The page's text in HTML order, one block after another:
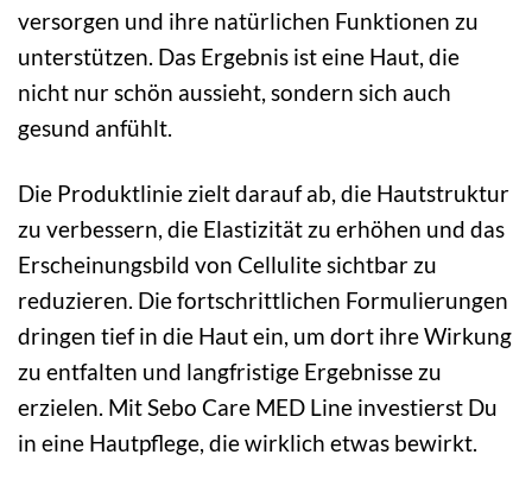
versorgen und ihre natürlichen Funktionen zu
unterstützen. Das Ergebnis ist eine Haut, die
nicht nur schön aussieht, sondern sich auch
gesund anfühlt.
Die Produktlinie zielt darauf ab, die Hautstruktur
zu verbessern, die Elastizität zu erhöhen und das
Erscheinungsbild von Cellulite sichtbar zu
reduzieren. Die fortschrittlichen Formulierungen
dringen tief in die Haut ein, um dort ihre Wirkung
zu entfalten und langfristige Ergebnisse zu
erzielen. Mit Sebo Care MED Line investierst Du
in eine Hautpflege, die wirklich etwas bewirkt.